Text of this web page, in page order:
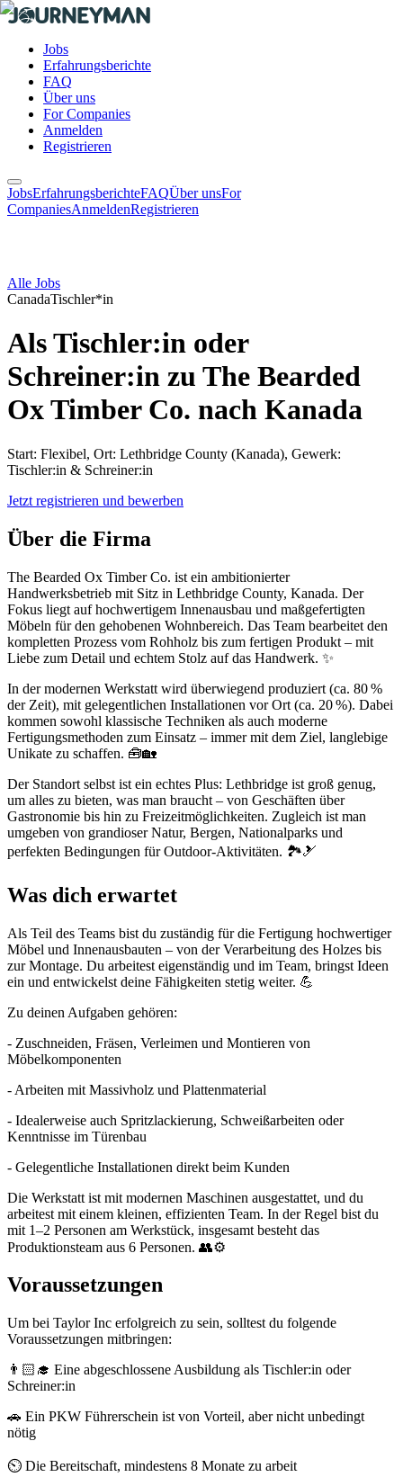
Jobs
Erfahrungsberichte
FAQ
Über uns
For Companies
Anmelden
Registrieren
JobsErfahrungsberichteFAQÜber unsFor
CompaniesAnmeldenRegistrieren
Alle Jobs
CanadaTischler*in
Als Tischler:in oder
Schreiner:in zu The Bearded
Ox Timber Co. nach Kanada
Start: Flexibel, Ort: Lethbridge County (Kanada), Gewerk:
Tischler:in & Schreiner:in
Jetzt registrieren und bewerben
Über die Firma
The Bearded Ox Timber Co. ist ein ambitionierter
Handwerksbetrieb mit Sitz in Lethbridge County, Kanada. Der
Fokus liegt auf hochwertigem Innenausbau und maßgefertigten
Möbeln für den gehobenen Wohnbereich. Das Team bearbeitet den
kompletten Prozess vom Rohholz bis zum fertigen Produkt – mit
Liebe zum Detail und echtem Stolz auf das Handwerk. ✨
In der modernen Werkstatt wird überwiegend produziert (ca. 80 %
der Zeit), mit gelegentlichen Installationen vor Ort (ca. 20 %). Dabei
kommen sowohl klassische Techniken als auch moderne
Fertigungsmethoden zum Einsatz – immer mit dem Ziel, langlebige
Unikate zu schaffen. 🧰🏡
Der Standort selbst ist ein echtes Plus: Lethbridge ist groß genug,
um alles zu bieten, was man braucht – von Geschäften über
Gastronomie bis hin zu Freizeitmöglichkeiten. Zugleich ist man
umgeben von grandioser Natur, Bergen, Nationalparks und
perfekten Bedingungen für Outdoor-Aktivitäten. 🏞️🎿
Was dich erwartet
Als Teil des Teams bist du zuständig für die Fertigung hochwertiger
Möbel und Innenausbauten – von der Verarbeitung des Holzes bis
zur Montage. Du arbeitest eigenständig und im Team, bringst Ideen
ein und entwickelst deine Fähigkeiten stetig weiter. 💪
Zu deinen Aufgaben gehören:
- Zuschneiden, Fräsen, Verleimen und Montieren von
Möbelkomponenten
- Arbeiten mit Massivholz und Plattenmaterial
- Idealerweise auch Spritzlackierung, Schweißarbeiten oder
Kenntnisse im Türenbau
- Gelegentliche Installationen direkt beim Kunden
Die Werkstatt ist mit modernen Maschinen ausgestattet, und du
arbeitest mit einem kleinen, effizienten Team. In der Regel bist du
mit 1–2 Personen am Werkstück, insgesamt besteht das
Produktionsteam aus 6 Personen. 👥⚙️
Voraussetzungen
Um bei Taylor Inc erfolgreich zu sein, solltest du folgende
Voraussetzungen mitbringen:
👨🏻‍🎓 Eine abgeschlossene Ausbildung als Tischler:in oder
Schreiner:in
🚗 Ein PKW Führerschein ist von Vorteil, aber nicht unbedingt
nötig
⏲️ Die Bereitschaft, mindestens 8 Monate zu arbeit